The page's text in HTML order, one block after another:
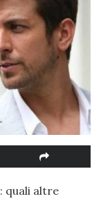
: quali altre